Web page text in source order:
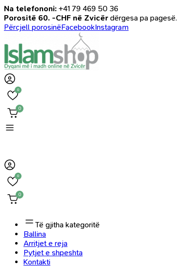
Na telefononi: +41 79 469 50 36
Porositë 60. -CHF në Zvicër dërgesa pa pagesë.
Përcjell porosinëFacebookInstagram
0
0
0
0
Të gjitha kategoritë
Ballina
Arritjet e reja
Pytjet e shpeshta
Kontakti